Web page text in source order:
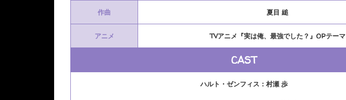
作曲 夏目 縋
アニメ TVアニメ『実は俺、最強でした？』OPテーマ
CAST
ハルト・ゼンフィス：村瀬 歩